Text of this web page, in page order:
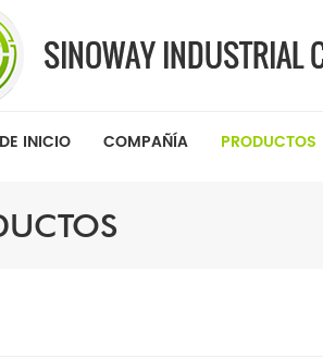
INICIO COMPAÑÍA PRODUCTOS